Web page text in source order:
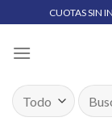
to
content
CUOTAS SIN
Buscar
por: